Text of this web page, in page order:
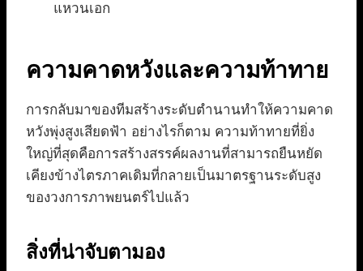
แหวนเอก
ความคาดหวังและความท้าทาย
การกลับมาของทีมสร้างระดับตำนานทำให้ความคาด
หวังพุ่งสูงเสียดฟ้า อย่างไรก็ตาม ความท้าทายที่ยิ่ง
ใหญ่ที่สุดคือการสร้างสรรค์ผลงานที่สามารถยืนหยัด
เคียงข้างไตรภาคเดิมที่กลายเป็นมาตรฐานระดับสูง
ของวงการภาพยนตร์ไปแล้ว
สิ่งที่น่าจับตามอง